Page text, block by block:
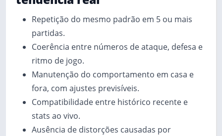
Repetição do mesmo padrão em 5 ou mais
partidas.
Coerência entre números de ataque, defesa e
ritmo de jogo.
Manutenção do comportamento em casa e
fora, com ajustes previsíveis.
Compatibilidade entre histórico recente e
stats ao vivo.
Ausência de distorções causadas por